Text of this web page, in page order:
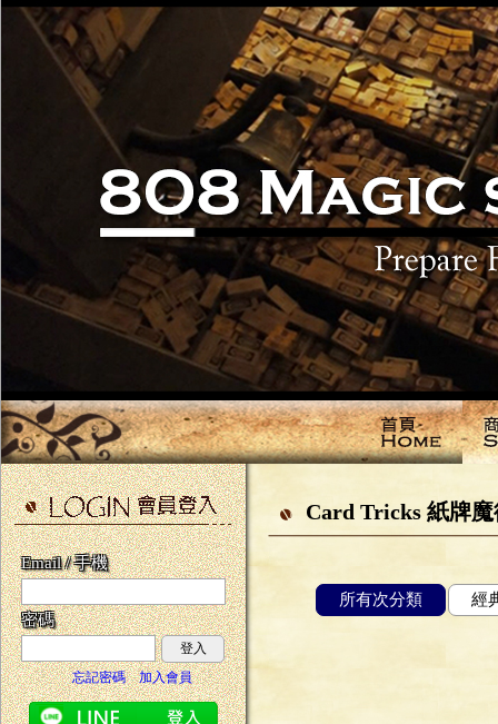
Email / 手機
密碼
登入
忘記密碼
加入會員
Card Tricks 紙牌魔
所有次分類 經